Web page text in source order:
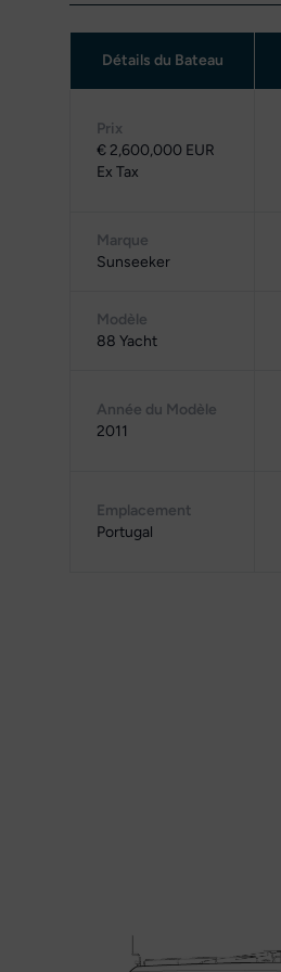
Détails du Bateau
Prix
€ 2,600,000 EUR
Ex Tax
Marque
Sunseeker
Modèle
88 Yacht
Année du Modèle
2011
Emplacement
Portugal